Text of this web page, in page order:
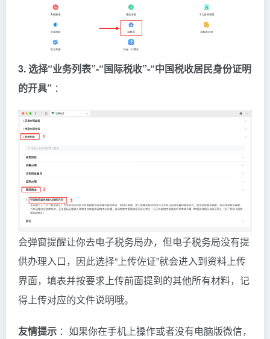
3. 选择“业务列表”-“国际税收”-“中国税收居民身份证明
的开具” ：
会弹窗提醒让你去电子税务局办，但电子税务局没有提
供办理入口，因此选择“上传佐证”就会进入到资料上传
界面，填表并按要求上传前面提到的其他所有材料，记
得上传对应的文件说明哦。
友情提示 ：如果你在手机上操作或者没有电脑版微信，